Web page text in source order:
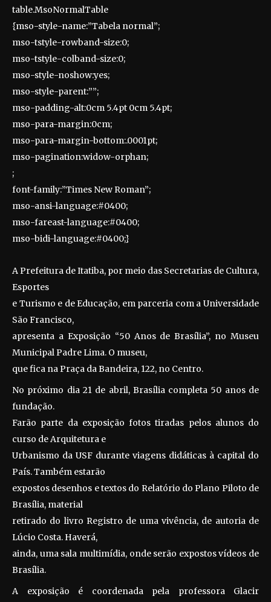
table.MsoNormalTable
{mso-style-name:”Tabela normal”;
mso-tstyle-rowband-size:0;
mso-tstyle-colband-size:0;
mso-style-noshow:yes;
mso-style-parent:””;
mso-padding-alt:0cm 5.4pt 0cm 5.4pt;
mso-para-margin:0cm;
mso-para-margin-bottom:.0001pt;
mso-pagination:widow-orphan;
;
font-family:”Times New Roman”;
mso-ansi-language:#0400;
mso-fareast-language:#0400;
mso-bidi-language:#0400;}
A Prefeitura de Itatiba, por meio das Secretarias de Cultura,
Esportes
e Turismo e de Educação, em parceria com a Universidade
São Francisco,
apresenta a Exposição “50 Anos de Brasília”, no Museu
Municipal Padre Lima. O museu,
que fica na Praça da Bandeira, 122, no Centro.
No próximo dia 21 de abril, Brasília completa 50 anos de
fundação.
Farão parte da exposição fotos tiradas pelos alunos do
curso de Arquitetura e
Urbanismo da USF durante viagens didáticas à capital do
País. Também estarão
expostos desenhos e textos do Relatório do Plano Piloto de
Brasília, material
retirado do livro Registro de uma vivência, de autoria de
Lúcio Costa. Haverá,
ainda, uma sala multimídia, onde serão expostos vídeos de
Brasília.
A exposição é coordenada pela professora Glacir